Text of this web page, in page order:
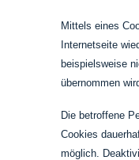
Mittels eines
Internetseite
beispielsweise
übernommen
Die betroffene
Cookies
möglich.